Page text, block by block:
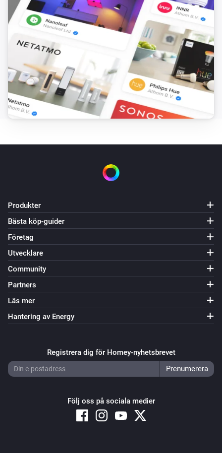
Produkter
Bästa köp-guider
Företag
Utvecklare
Community
Partners
Läs mer
Hantering av Energy
Registrera dig för Homey-nyhetsbrevet
Följ oss på sociala medier